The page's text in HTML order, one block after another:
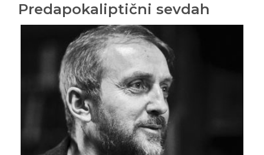
Predapokaliptični sevdah